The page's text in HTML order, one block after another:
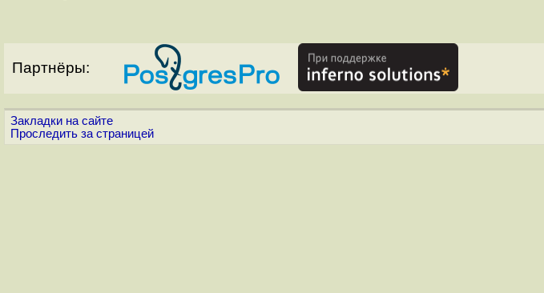
Партнёры:
Закладки на сайте
Проследить за страницей